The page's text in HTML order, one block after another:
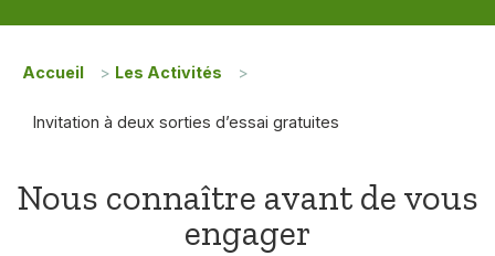
Accueil > Les Activités >
Invitation à deux sorties d’essai gratuites
Nous connaître avant de vous
engager